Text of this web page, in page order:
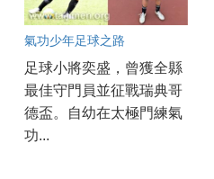
氣功少年足球之路
足球小將奕盛，曾獲全縣
最佳守門員並征戰瑞典哥
德盃。自幼在太極門練氣
功...